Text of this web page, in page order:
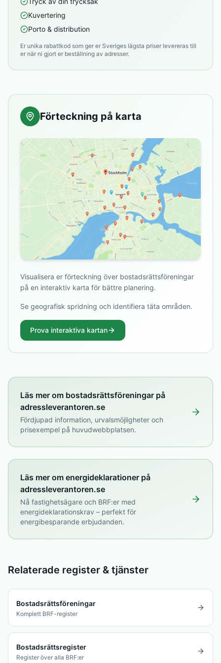
Kuvertering
Porto & distribution
Er unika rabattkod som ger er Sveriges lägsta priser levereras till
er när ni gjort er beställning av adresser.
Förteckning på karta
Visualisera er förteckning över bostadsrättsföreningar
på en interaktiv karta för bättre planering.
Se geografisk spridning och identifiera täta områden.
Prova interaktiva kartan
Läs mer om bostadsrättsföreningar på
adressleverantoren.se
Fördjupad information, urvalsmöjligheter och
prisexempel på huvudwebbplatsen.
Läs mer om energideklarationer på
adressleverantoren.se
Nå fastighetsägare och BRF:er med
energideklarationskrav – perfekt för
energibesparande erbjudanden.
Relaterade register & tjänster
Bostadsrättsföreningar
Komplett BRF-register
Bostadsrättsregister
Register över alla BRF:er